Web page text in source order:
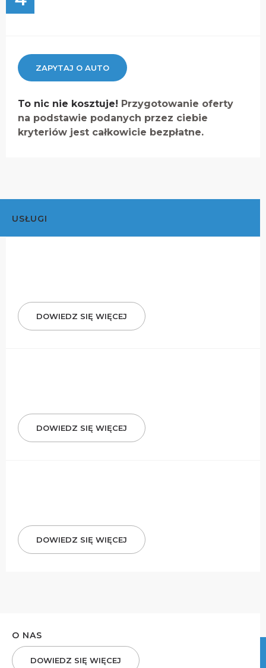
ZAPYTAJ O AUTO
To nic nie kosztuje! Przygotowanie oferty
na podstawie podanych przez ciebie
kryteriów jest całkowicie bezpłatne.
USŁUGI
DOWIEDZ SIĘ WIĘCEJ
DOWIEDZ SIĘ WIĘCEJ
DOWIEDZ SIĘ WIĘCEJ
O NAS
DOWIEDZ SIĘ WIĘCEJ